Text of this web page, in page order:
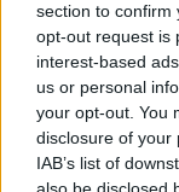
section to confirm
opt-out request is
interest-based
us or personal
your opt-out. You
disclosure of your
IAB’s list of